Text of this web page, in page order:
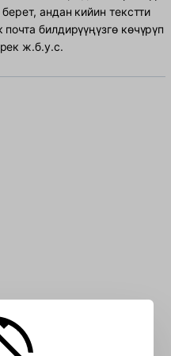
андан кийин текстти
билдирүүңүзгө көчүрүп
ж.б.у.с.
териңиз: